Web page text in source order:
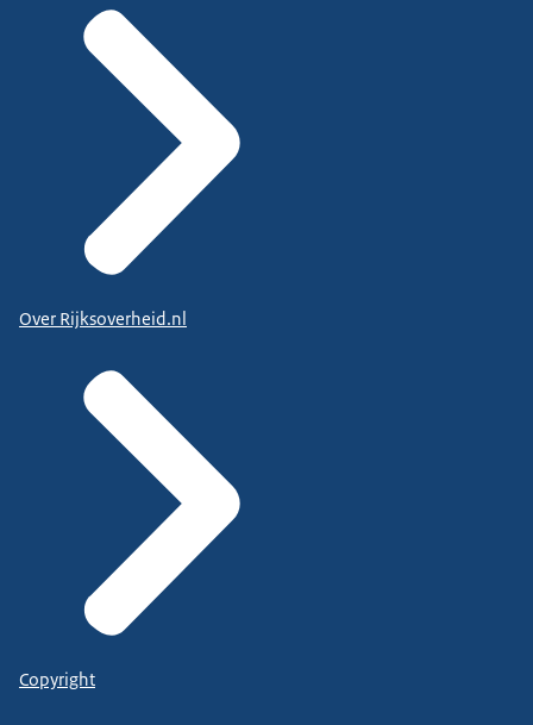
Over Rijksoverheid.nl
Copyright